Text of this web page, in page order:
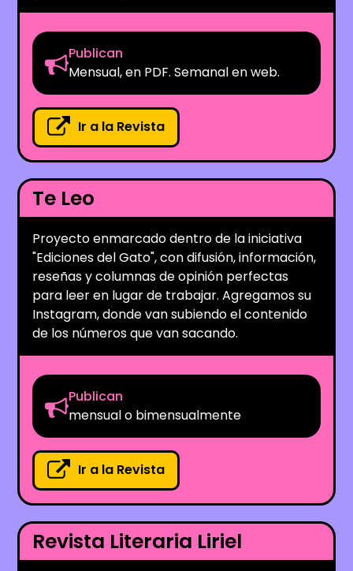
Publican
Mensual, en PDF. Semanal en web.
Ir a la Revista
Te Leo
Proyecto enmarcado dentro de la iniciativa
"Ediciones del Gato", con difusión, información,
reseñas y columnas de opinión perfectas
para leer en lugar de trabajar. Agregamos su
Instagram, donde van subiendo el contenido
de los números que van sacando.
Publican
mensual o bimensualmente
Ir a la Revista
Revista Literaria Liriel